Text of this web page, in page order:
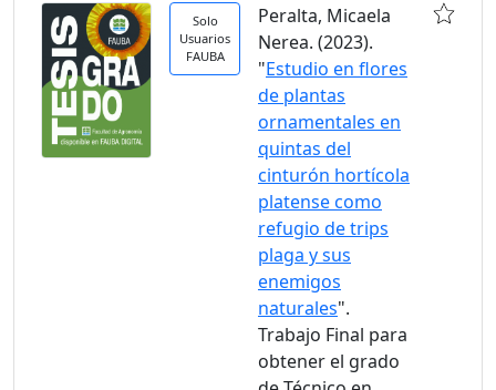
Solo
Usuarios
FAUBA
Peralta, Micaela
Nerea. (2023).
"Estudio en flores
de plantas
ornamentales en
quintas del
cinturón hortícola
platense como
refugio de trips
plaga y sus
enemigos
naturales".
Trabajo Final para
obtener el grado